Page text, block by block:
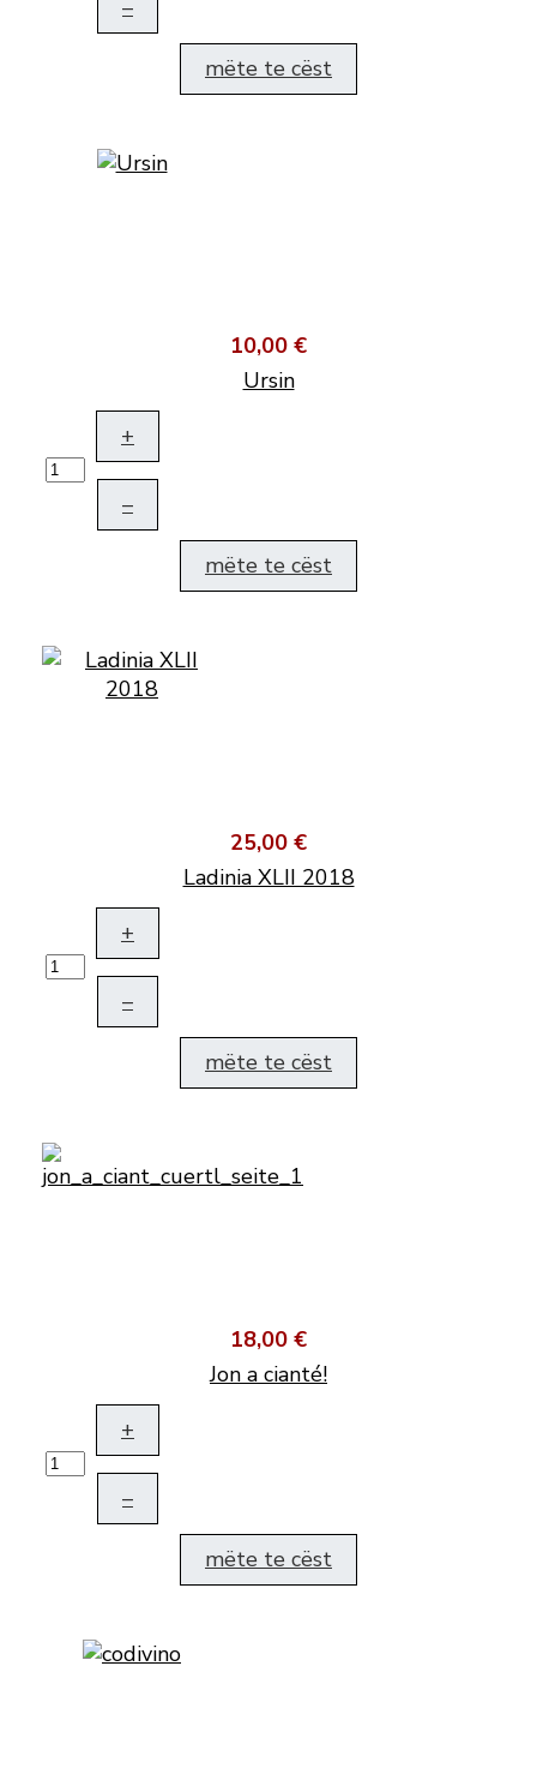
–
mëte te cëst
10,00 €
Ursin
+
–
mëte te cëst
25,00 €
Ladinia XLII 2018
+
–
mëte te cëst
18,00 €
Jon a cianté!
+
–
mëte te cëst